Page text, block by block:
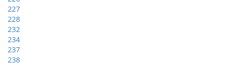
227
228
232
234
237
238